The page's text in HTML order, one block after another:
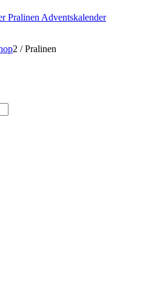
Pralinen Adventskalender
2 / Pralinen